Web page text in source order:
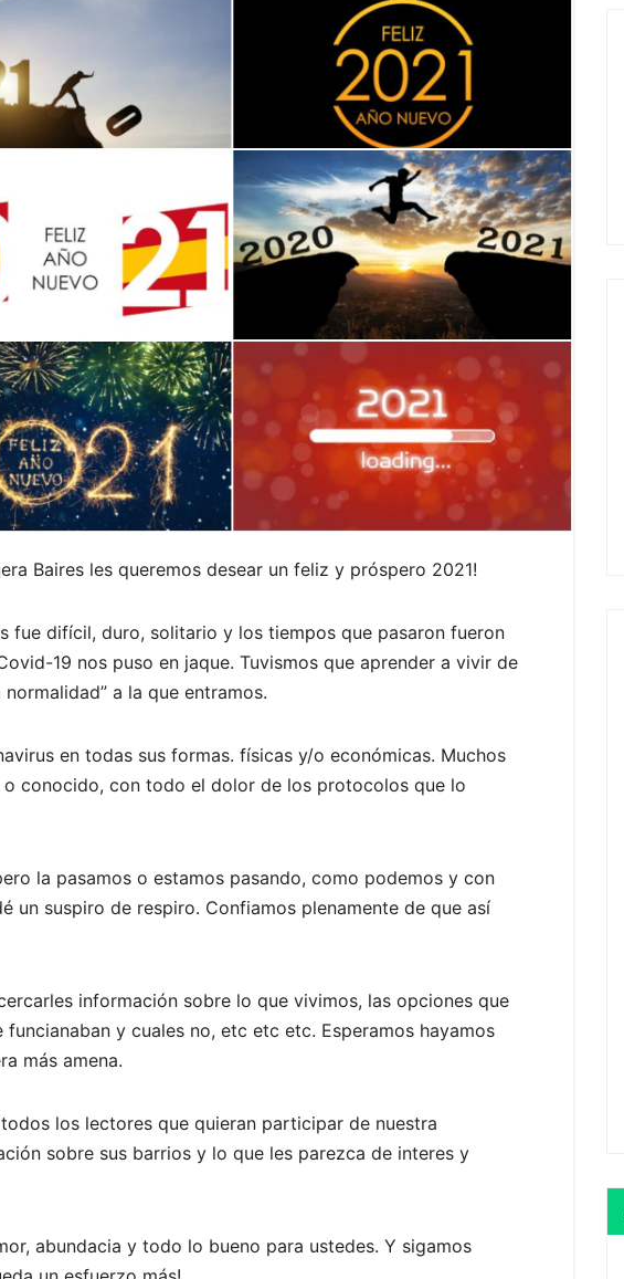
Baires les queremos desear un feliz y próspero 2021!
fue difícil, duro, solitario y los tiempos que pasaron fueron
19 nos puso en jaque. Tuvismos que aprender a vivir de
a la que entramos.
en todas sus formas. físicas y/o económicas. Muchos
conocido, con todo el dolor de los protocolos que lo
la pasamos o estamos pasando, como podemos y con
un suspiro de respiro. Confiamos plenamente de que así
información sobre lo que vivimos, las opciones que
y cuales no, etc etc etc. Esperamos hayamos
más amena.
los lectores que quieran participar de nuestra
sobre sus barrios y lo que les parezca de interes y
abundacia y todo lo bueno para ustedes. Y sigamos